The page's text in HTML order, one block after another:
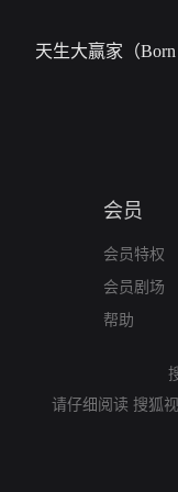
天生大赢家（Born
会员
会员特权
会员剧场
帮助
请仔细阅读 搜狐